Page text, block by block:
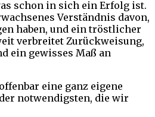
schon in sich ein Erfolg ist.
Verständnis davon,
haben, und ein tröstlicher
verbreitet Zurückweisung,
ein gewisses Maß an
eine ganz eigene
notwendigsten, die wir